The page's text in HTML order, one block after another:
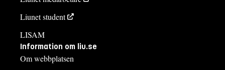
Liunet student
LISAM
Information om liu.se
Om webbplatsen